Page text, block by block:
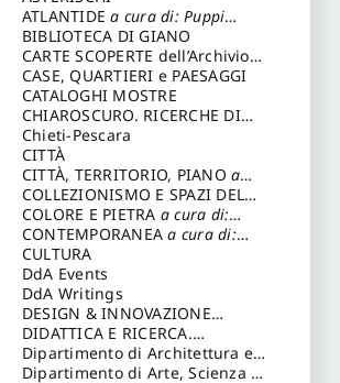
Enrico
ATLANTIDEa cura di: Puppi
Lionello
BIBLIOTECA DI GIANO
CARTE SCOPERTE dell’Archivio
Storico Capitolino
CASE, QUARTIERI e PAESAGGI
CATALOGHI MOSTRE
CHIAROSCURO. RICERCHE DI
STORIA E STORIA DELL'ARTE
cura di: Di Carpegna Falconieri
Tommaso
Chieti-Pescara
CITTÀ
CITTÀ, TERRITORIO, PIANO a
cura di: Imbesi Giuseppe
COLLEZIONISMO E SPAZI DEL
COLLEZIONISMO a cura di:
Magnani Lauro
COLORE E PIETRA a cura di:
Selvaggi Giuseppe
CONTEMPORANEAa cura di:
Gubinelli Luna
CULTURA
DdA Events
DdA Writings
DESIGN & INNOVAZIONE
TECNOLOGICAa cura di:
Vallicelli Andrea
DIDATTICA E RICERCA.
Quaderni della Scuola
Dipartimento di Architettura e
Analisi della Città Mediterranea
Dipartimento di Arte, Scienza e